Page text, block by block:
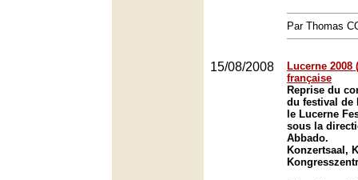
Par Thomas
15/08/2008
Lucerne 2008
française
Reprise du
du festival de
le Lucerne
sous la
Abbado.
Konzertsaal,